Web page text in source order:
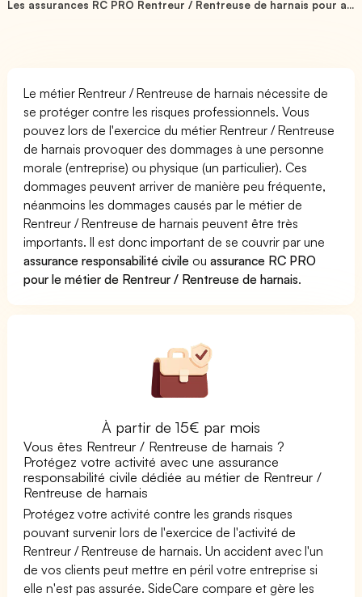
Les assurances RC PRO Rentreur / Rentreuse de harnais pour a...
Le métier Rentreur / Rentreuse de harnais nécessite de
se protéger contre les risques professionnels. Vous
pouvez lors de l'exercice du métier Rentreur / Rentreuse
de harnais provoquer des dommages à une personne
morale (entreprise) ou physique (un particulier). Ces
dommages peuvent arriver de manière peu fréquente,
néanmoins les dommages causés par le métier de
Rentreur / Rentreuse de harnais peuvent être très
importants. Il est donc important de se couvrir par une
assurance responsabilité civile ouassurance RC PRO
pour le métier de Rentreur / Rentreuse de harnais.
À partir de 15€ par mois
Vous êtes Rentreur / Rentreuse de harnais ?
Protégez votre activité avec une assurance
responsabilité civile dédiée au métier de Rentreur /
Rentreuse de harnais
Protégez votre activité contre les grands risques
pouvant survenir lors de l'exercice de l'activité de
Rentreur / Rentreuse de harnais. Un accident avec l'un
de vos clients peut mettre en péril votre entreprise si
elle n'est pas assurée. SideCare compare et gère les